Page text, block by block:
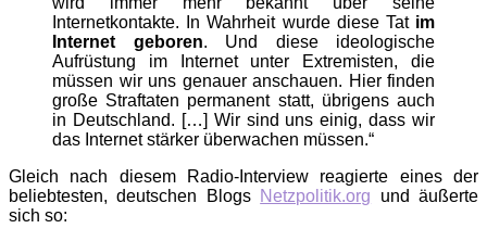
Internetkontakte. In Wahrheit wurde diese Tat im
Internet geboren. Und diese ideologische
Aufrüstung im Internet unter Extremisten, die
müssen wir uns genauer anschauen. Hier finden
große Straftaten permanent statt, übrigens auch
in Deutschland. […] Wir sind uns einig, dass wir
das Internet stärker überwachen müssen.“
Gleich nach diesem Radio-Interview reagierte eines der
beliebtesten, deutschen Blogs Netzpolitik.org und äußerte
sich so: